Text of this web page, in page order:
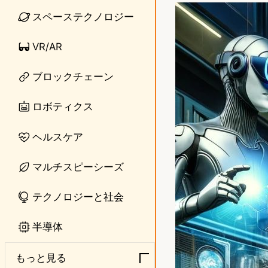
スペーステクノロジー
VR/AR
ブロックチェーン
ロボティクス
ヘルスケア
マルチスピーシーズ
テクノロジーと社会
半導体
もっと見る
n
e
t
o
d
o
n